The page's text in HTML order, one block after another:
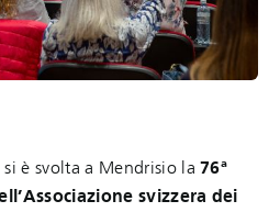
si è svolta a Mendrisio la76ª
svizzera dei